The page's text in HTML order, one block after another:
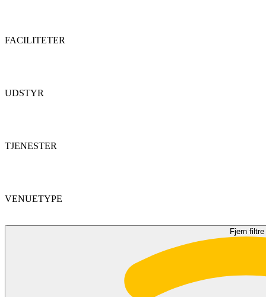
FACILITETER
UDSTYR
TJENESTER
VENUETYPE
Fjern filtre